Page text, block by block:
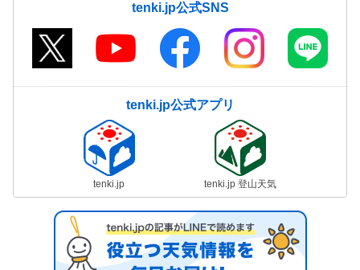
tenki.jp公式SNS
tenki.jp公式アプリ
tenki.jp tenki.jp 登山天気